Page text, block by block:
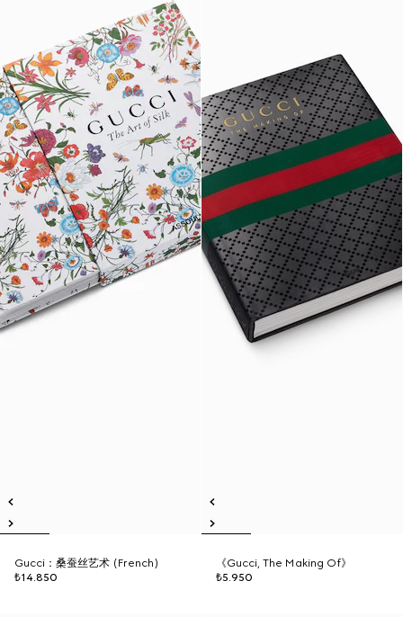
Gucci：桑蚕丝艺术 (French)
₺14.850
《Gucci, The Making Of》
₺5.950